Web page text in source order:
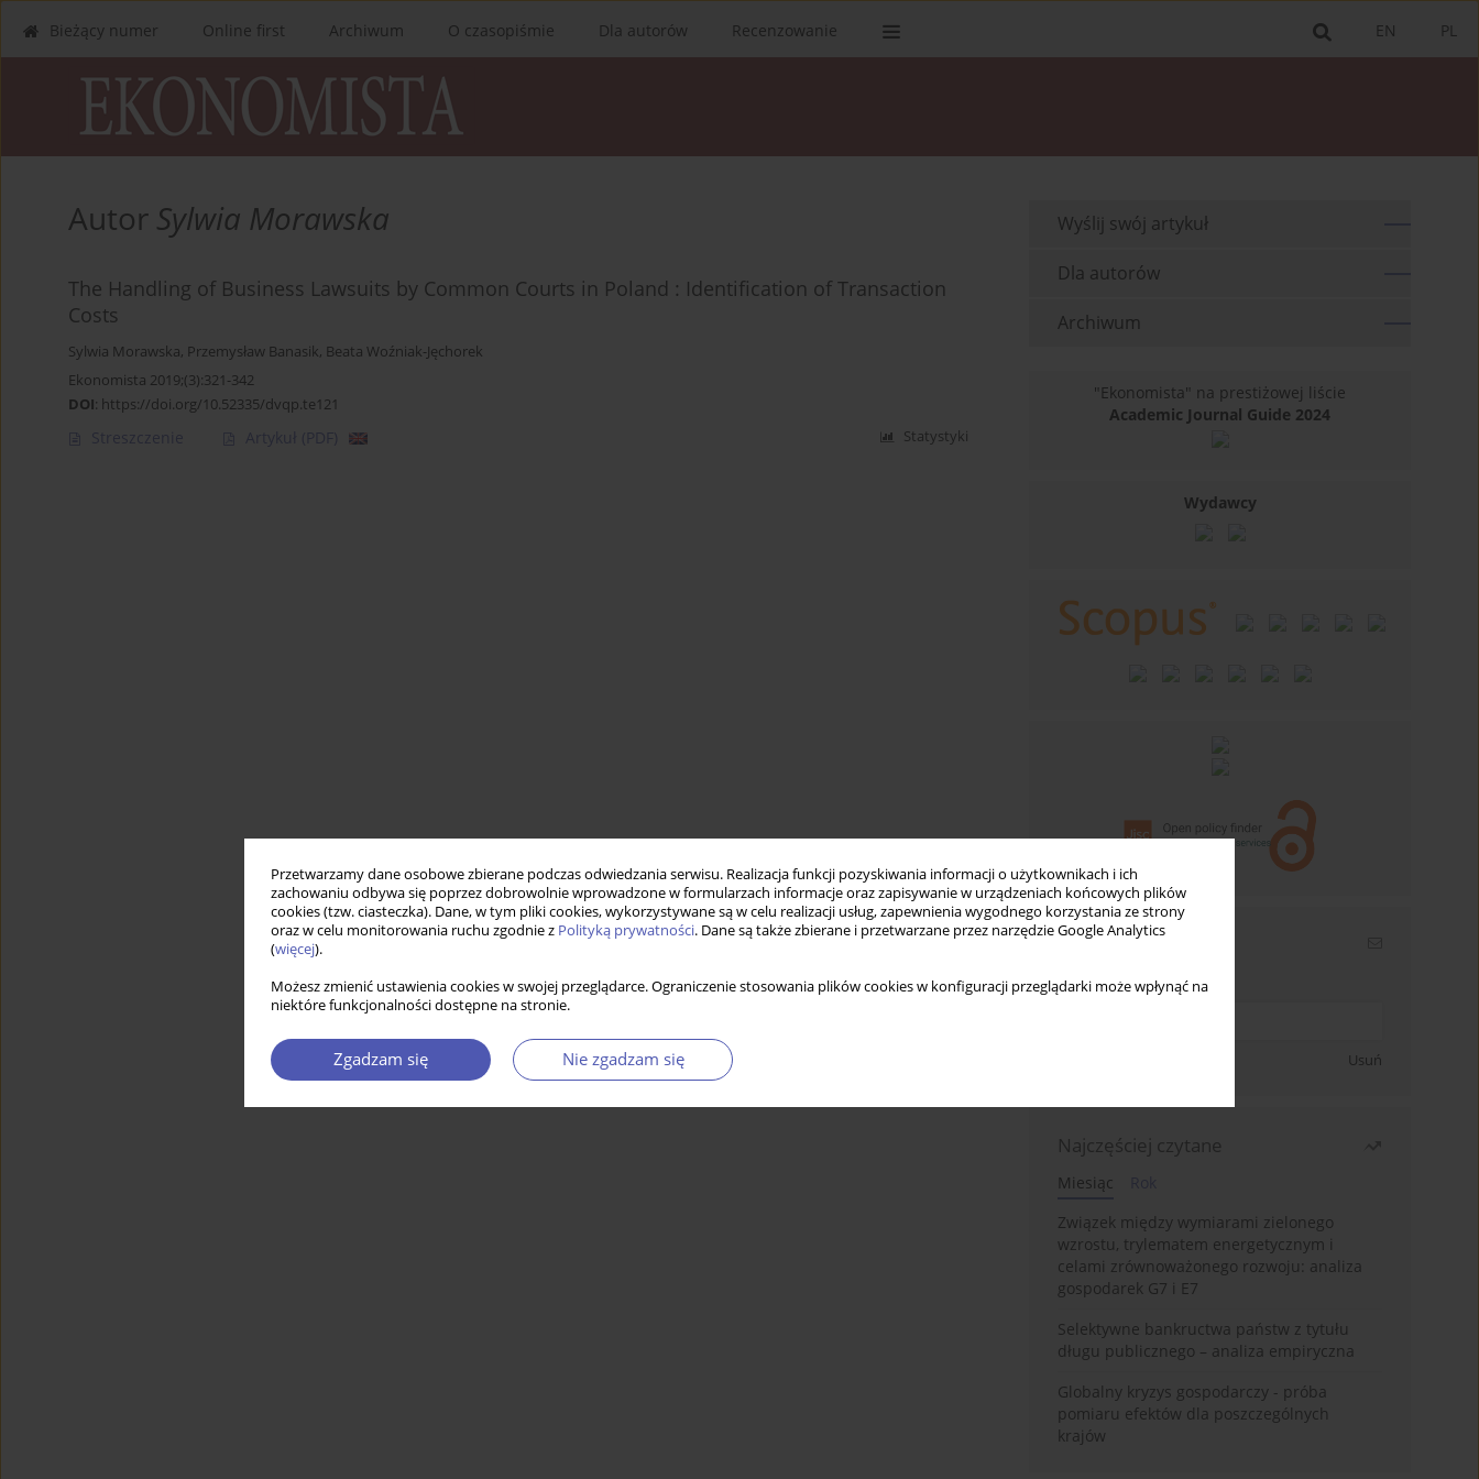
Przetwarzamy dane osobowe zbierane podczas odwiedzania serwisu. Realizacja funkcji pozyskiwania informacji o użytkownikach i ich
zachowaniu odbywa się poprzez dobrowolnie wprowadzone w formularzach informacje oraz zapisywanie w urządzeniach końcowych plików
cookies (tzw. ciasteczka). Dane, w tym pliki cookies, wykorzystywane są w celu realizacji usług, zapewnienia wygodnego korzystania ze strony
oraz w celu monitorowania ruchu zgodnie z Polityką prywatności. Dane są także zbierane i przetwarzane przez narzędzie Google Analytics
(więcej).
Możesz zmienić ustawienia cookies w swojej przeglądarce. Ograniczenie stosowania plików cookies w konfiguracji przeglądarki może wpłynąć na
niektóre funkcjonalności dostępne na stronie.
Zgadzam się Nie zgadzam się
PL
EN
Bieżący numer Online first Archiwum O czasopiśmie Dla autorów Recenzowanie
Autor Sylwia Morawska
The Handling of Business Lawsuits by Common Courts in Poland : Identification of Transaction
Costs
Sylwia Morawska, Przemysław Banasik, Beata Woźniak-Jęchorek
Ekonomista 2019;(3):321-342
DOI: https://doi.org/10.52335/dvqp.te121
Streszczenie Artykuł (PDF) Statystyki
Wyślij swój artykuł
Dla autorów
Archiwum
"Ekonomista" na prestiżowej liście
Academic Journal Guide 2024
Wydawcy
Newsletter
Wpisz swój adres email
Usuń
Najczęściej czytane
Miesiąc
Związek między wymiarami zielonego
wzrostu, trylematem energetycznym i
celami zrównoważonego rozwoju: analiza
gospodarek G7 i E7
Selektywne bankructwa państw z tytułu
długu publicznego – analiza empiryczna
Globalny kryzys gospodarczy - próba
pomiaru efektów dla poszczególnych
krajów